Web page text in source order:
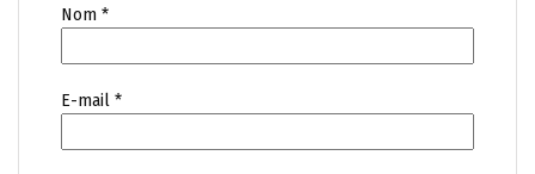
Nom *
E-mail *